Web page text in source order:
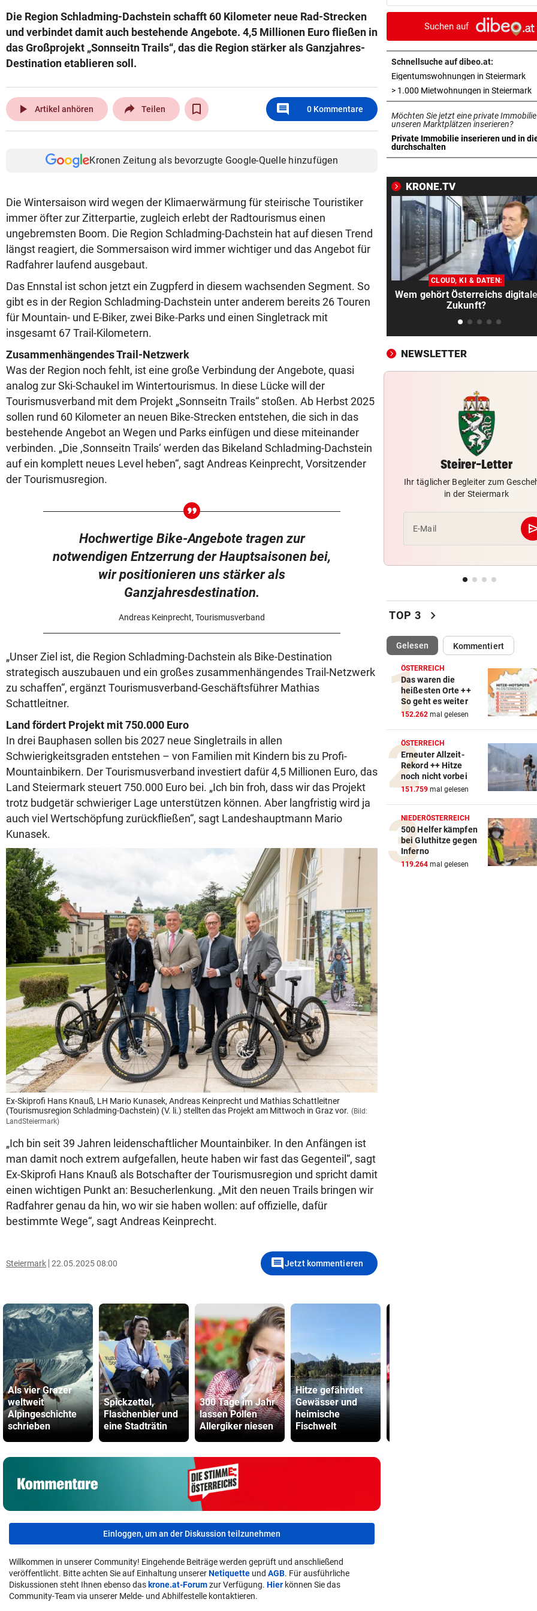
Die Region Schladming-Dachstein schafft 60 Kilometer neue Rad-Strecken
und verbindet damit auch bestehende Angebote. 4,5 Millionen Euro fließen in
das Großprojekt „Sonnseitn Trails“, das die Region stärker als Ganzjahres-
Destination etablieren soll.
play_arrow Artikel anhören Teilen comment 0 Kommentare
Kronen Zeitung als bevorzugte Google-Quelle hinzufügen
Die Wintersaison wird wegen der Klimaerwärmung für steirische Touristiker
immer öfter zur Zitterpartie, zugleich erlebt der Radtourismus einen
ungebremsten Boom. Die Region Schladming-Dachstein hat auf diesen Trend
längst reagiert, die Sommersaison wird immer wichtiger und das Angebot für
Radfahrer laufend ausgebaut.
Das Ennstal ist schon jetzt ein Zugpferd in diesem wachsenden Segment. So
gibt es in der Region Schladming-Dachstein unter anderem bereits 26 Touren
für Mountain- und E-Biker, zwei Bike-Parks und einen Singletrack mit
insgesamt 67 Trail-Kilometern.
Zusammenhängendes Trail-Netzwerk
Was der Region noch fehlt, ist eine große Verbindung der Angebote, quasi
analog zur Ski-Schaukel im Wintertourismus. In diese Lücke will der
Tourismusverband mit dem Projekt „Sonnseitn Trails“ stoßen. Ab Herbst 2025
sollen rund 60 Kilometer an neuen Bike-Strecken entstehen, die sich in das
bestehende Angebot an Wegen und Parks einfügen und diese miteinander
verbinden. „Die ,Sonnseitn Trails‘ werden das Bikeland Schladming-Dachstein
auf ein komplett neues Level heben“, sagt Andreas Keinprecht, Vorsitzender
der Tourismusregion.
Hochwertige Bike-Angebote tragen zur
notwendigen Entzerrung der Hauptsaisonen bei,
wir positionieren uns stärker als
Ganzjahresdestination.
Andreas Keinprecht, Tourismusverband
„Unser Ziel ist, die Region Schladming-Dachstein als Bike-Destination
strategisch auszubauen und ein großes zusammenhängendes Trail-Netzwerk
zu schaffen“, ergänzt Tourismusverband-Geschäftsführer Mathias
Schattleitner.
Land fördert Projekt mit 750.000 Euro
In drei Bauphasen sollen bis 2027 neue Singletrails in allen
Schwierigkeitsgraden entstehen – von Familien mit Kindern bis zu Profi-
Mountainbikern. Der Tourismusverband investiert dafür 4,5 Millionen Euro, das
Land Steiermark steuert 750.000 Euro bei. „Ich bin froh, dass wir das Projekt
trotz budgetär schwieriger Lage unterstützen können. Aber langfristig wird ja
auch viel Wertschöpfung zurückfließen“, sagt Landeshauptmann Mario
Kunasek.
Ex-Skiprofi Hans Knauß, LH Mario Kunasek, Andreas Keinprecht und Mathias Schattleitner
(Tourismusregion Schladming-Dachstein) (V. li.) stellten das Projekt am Mittwoch in Graz vor. (Bild:
LandSteiermark)
„Ich bin seit 39 Jahren leidenschaftlicher Mountainbiker. In den Anfängen ist
man damit noch extrem aufgefallen, heute haben wir fast das Gegenteil“, sagt
Ex-Skiprofi Hans Knauß als Botschafter der Tourismusregion und spricht damit
einen wichtigen Punkt an: Besucherlenkung. „Mit den neuen Trails bringen wir
Radfahrer genau da hin, wo wir sie haben wollen: auf offizielle, dafür
bestimmte Wege“, sagt Andreas Keinprecht.
Steiermark 22.05.2025 08:00 commentJetzt kommentieren
Als vier Grazer
weltweit
Alpingeschichte
schrieben
Spickzettel,
Flaschenbier und
eine Stadträtin
300 Tage im Jahr
lassen Pollen
Allergiker niesen
Hitze gefährdet
Gewässer und
heimische
Fischwelt
Einloggen, um an der Diskussion teilzunehmen
Willkommen in unserer Community! Eingehende Beiträge werden geprüft und anschließend
veröffentlicht. Bitte achten Sie auf Einhaltung unsererNetiquette und AGB. Für ausführliche
Diskussionen steht Ihnen ebenso das krone.at-Forumzur Verfügung. Hier können Sie das
Community-Team via unserer Melde- und Abhilfestelle kontaktieren.
nicht das Problem“
vor 43
Salzburgs Gemeinden
immer weiter aus
„KRONE“-KOLUMNE vor
Vertrauen erreicht, was
niemals vermag
IM ALL SEIT 2025 vor
„Falcon 9“-Schrottteil auf
SORGE IM WELTCUP-TROSS vor
„Das Skifahren am
bald aufhören!“
RAPID IM EUROPACUP vor
„Wir kämpfen für Österreich –
sonst sinkt Niveau!“
SUCHAKTION IM BODENSEE
Frau fällt bei Unwetter von
und geht unter
sich kämpferisch
„KRONE“ TRAF IHN
So offen sprach Brasilien-
vor Salzburg-Match
300 Tage im Jahr lassen
FIFA UND INFANTINO vor 2
Gegenschlag, Wirbel um WM
Tanker meldet Explosionen
Straße von Hormuz
URTEIL GEFALLEN
Altacher Kies-Krieg: Gericht
Franz Kopf recht
EXPERTEN WARNEN vor
Hitze gefährdet Gewässer
Suchen auf
Schnellsuche auf dibeo.at:
Eigentumswohnungen in Steiermarkin
> 1.000 Mietwohnungen in Steiermark
Möchten Sie jetzt eine private
unseren Marktplätzen inserieren?
Private Immobilie inserieren und in
durchschalten
in neuem Tab öffnen
KRONE.TV
CLOUD, KI & DATEN:
Wem gehört Österreichs digitale
Zukunft?
NEWSLETTER
Steirer-Letter
Ihr täglicher Begleiter zum
in der Steiermark
E-Mail
TOP 3 chevron_right
Gelesen(ausgewählt)Kommentiert
ÖSTERREICH
Das waren die
heißesten Orte ++
So geht es weiter
152.262 mal gelesen
ÖSTERREICH
Erneuter Allzeit-
Rekord ++ Hitze
noch nicht vorbei
151.759 mal gelesen
NIEDERÖSTERREICH
500 Helfer kämpfen
bei Gluthitze gegen
Inferno
119.264 mal gelesen